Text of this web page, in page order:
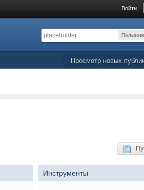
Войти
Просмотр новых
Инструменты